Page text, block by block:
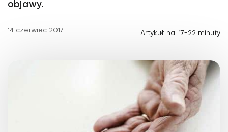
objawy.
14 czerwiec 2017 Artykuł na: 17-22 minuty